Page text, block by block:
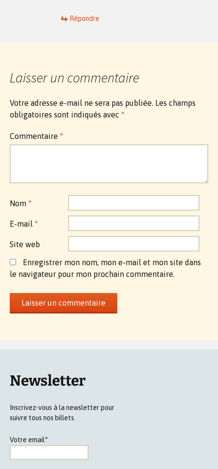
Répondre
Laisser un commentaire
Votre adresse e-mail ne sera pas publiée. Les champs
obligatoires sont indiqués avec *
Commentaire *
Nom *
E-mail *
Site web
Enregistrer mon nom, mon e-mail et mon site dans
le navigateur pour mon prochain commentaire.
Newsletter
Inscrivez-vous à la newsletter pour
suivre tous nos billets.
Votre email*